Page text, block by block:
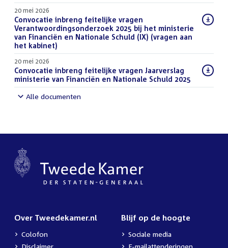
20 mei 2026
Download
bestand:
Convocatie inbreng feitelijke vragen
Verantwoordingsonderzoek 2025 bij het ministerie
van Financiën en Nationale Schuld (IX) (vragen aan
het kabinet)
20 mei 2026
Download
bestand:
Convocatie inbreng feitelijke vragen Jaarverslag
ministerie van Financiën en Nationale Schuld 2025 (PDF)
Alle documenten
Over Tweedekamer.nl
Colofon
Disclaimer
Blijf op de hoogte
Sociale media
E-mailattenderingen